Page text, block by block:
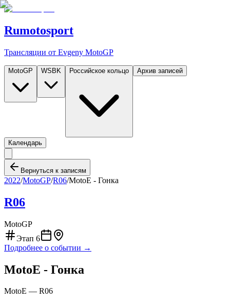
Rumotosport
Трансляции от Evgeny MotoGP
MotoGP WSBK Российское кольцо Архив записей
Календарь
Вернуться к записям
2022/MotoGP/R06/MotoE - Гонка
R06
MotoGP
Этап 6
Подробнее о событии →
MotoE - Гонка
MotoE — R06